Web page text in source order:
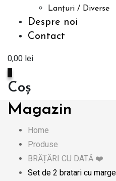
Lanțuri / Diverse
Despre noi
Contact
0,00 lei
Coș
Magazin
Home
Produse
BRĂȚĂRI CU DATĂ ❤️
Set de 2 bratari cu